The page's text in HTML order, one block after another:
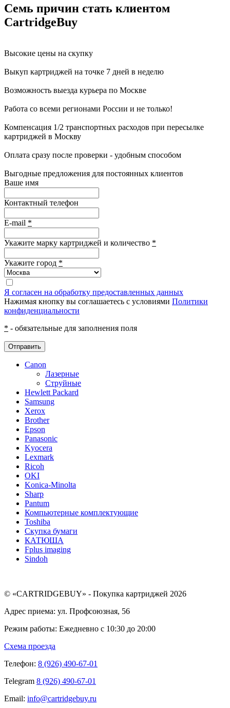
Семь причин стать клиентом
CartridgeBuy
Высокие цены на скупку
Выкуп картриджей на точке 7 дней в неделю
Возможность выезда курьера по Москве
Работа со всеми регионами России и не только!
Компенсация 1/2 транспортных расходов при пересылке
картриджей в Москву
Оплата сразу после проверки - удобным способом
Выгодные предложения для постоянных клиентов
Ваше имя
Контактный телефон
E-mail *
Укажите марку картриджей и количество *
Укажите город *
Я согласен на обработку предоставленных данных
Нажимая кнопку вы соглашаетесь с условиями Политики
конфиденциальности
* - обязательные для заполнения поля
Отправить
Canon
Лазерные
Струйные
Hewlett Packard
Samsung
Xerox
Brother
Epson
Panasonic
Kyocera
Lexmark
Ricoh
OKI
Konica-Minolta
Sharp
Pantum
Компьютерные комплектующие
Toshiba
Скупка бумаги
КАТЮША
Fplus imaging
Sindoh
© «CARTRIDGEBUY» - Покупка картриджей 2026
Адрес приема: ул. Профсоюзная, 56
Режим работы: Ежедневно с 10:30 до 20:00
Схема проезда
Телефон: 8 (926) 490-67-01
Telegram 8 (926) 490-67-01
Email: info@cartridgebuy.ru